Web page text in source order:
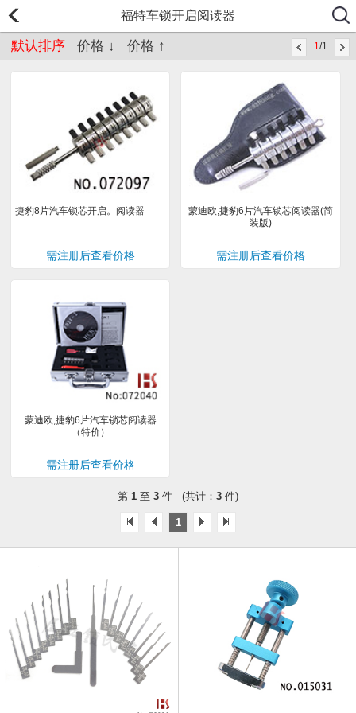
福特车锁开启阅读器
默认排序 价格 ↓ 价格 ↑ 1/1
捷豹8片汽车锁芯开启。阅读器
需注册后查看价格
蒙迪欧,捷豹6片汽车锁芯阅读器(简
装版)
需注册后查看价格
蒙迪欧,捷豹6片汽车锁芯阅读器
（特价）
需注册后查看价格
第 1 至 3 件 (共计： 3 件)
1